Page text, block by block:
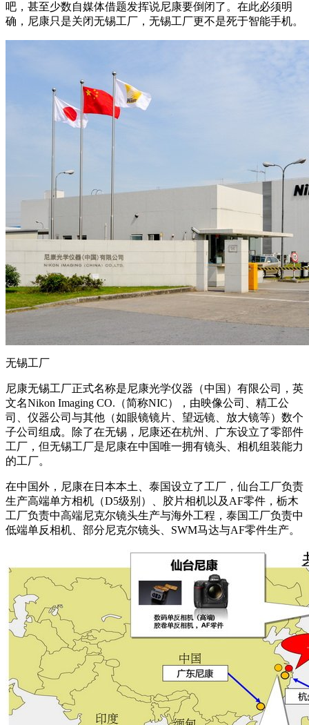
吧，甚至少数自媒体借题发挥说尼康要倒闭了。在此必须明
确，尼康只是关闭无锡工厂，无锡工厂更不是死于智能手机。
无锡工厂
尼康无锡工厂正式名称是尼康光学仪器（中国）有限公司，英
文名Nikon Imaging CO.（简称NIC），由映像公司、精工公
司、仪器公司与其他（如眼镜镜片、望远镜、放大镜等）数个
子公司组成。除了在无锡，尼康还在杭州、广东设立了零部件
工厂，但无锡工厂是尼康在中国唯一拥有镜头、相机组装能力
的工厂。
在中国外，尼康在日本本土、泰国设立了工厂，仙台工厂负责
生产高端单方相机（D5级别）、胶片相机以及AF零件，栃木
工厂负责中高端尼克尔镜头生产与海外工程，泰国工厂负责中
低端单反相机、部分尼克尔镜头、SWM马达与AF零件生产。